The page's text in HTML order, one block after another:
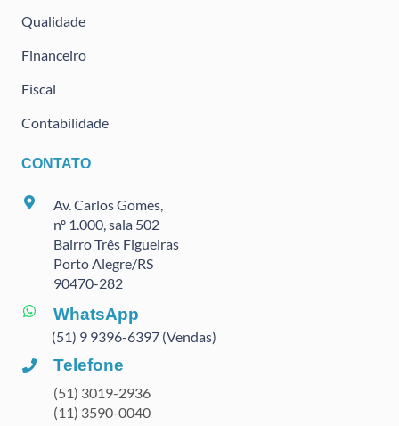
Qualidade
Financeiro
Fiscal
Contabilidade
CONTATO
Av. Carlos Gomes,
nº 1.000, sala 502
Bairro Três Figueiras
Porto Alegre/RS
90470-282
WhatsApp
(51) 9 9396-6397 (Vendas)
Telefone
(51) 3019-2936
(11) 3590-0040